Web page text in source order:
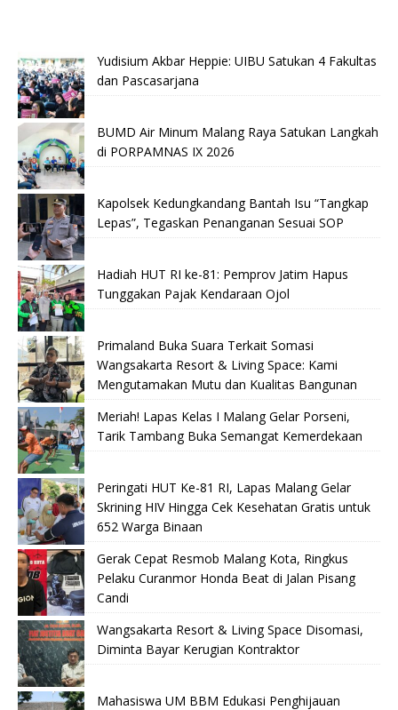
Yudisium Akbar Heppie: UIBU Satukan 4 Fakultas
dan Pascasarjana
BUMD Air Minum Malang Raya Satukan Langkah
di PORPAMNAS IX 2026
Kapolsek Kedungkandang Bantah Isu “Tangkap
Lepas”, Tegaskan Penanganan Sesuai SOP
Hadiah HUT RI ke-81: Pemprov Jatim Hapus
Tunggakan Pajak Kendaraan Ojol
Primaland Buka Suara Terkait Somasi
Wangsakarta Resort & Living Space: Kami
Mengutamakan Mutu dan Kualitas Bangunan
Meriah! Lapas Kelas I Malang Gelar Porseni,
Tarik Tambang Buka Semangat Kemerdekaan
Peringati HUT Ke-81 RI, Lapas Malang Gelar
Skrining HIV Hingga Cek Kesehatan Gratis untuk
652 Warga Binaan
Gerak Cepat Resmob Malang Kota, Ringkus
Pelaku Curanmor Honda Beat di Jalan Pisang
Candi
Wangsakarta Resort & Living Space Disomasi,
Diminta Bayar Kerugian Kontraktor
Mahasiswa UM BBM Edukasi Penghijauan